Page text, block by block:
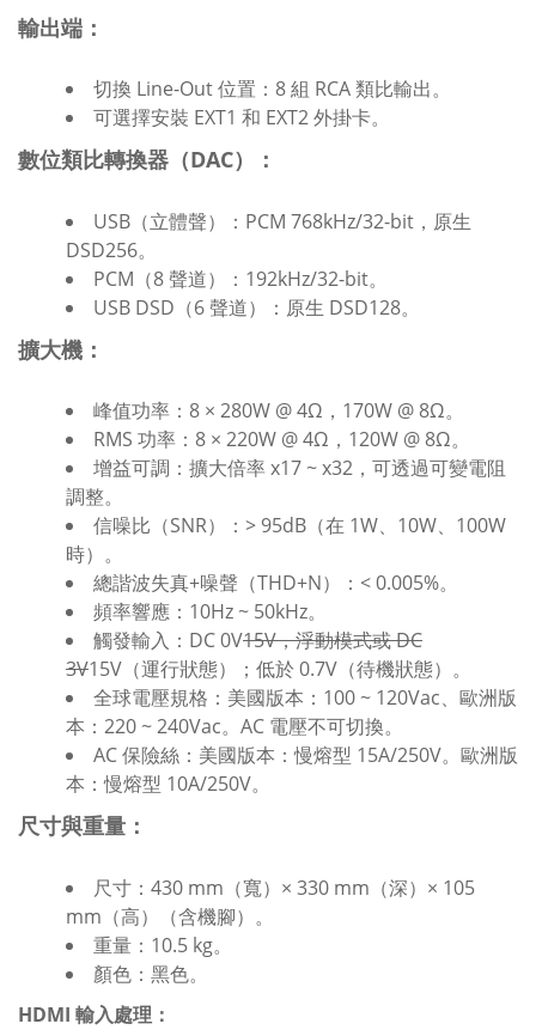
輸出端：
切換 Line-Out 位置：8 組 RCA 類比輸出。
可選擇安裝 EXT1 和 EXT2 外掛卡。
數位類比轉換器（DAC）：
USB（立體聲）：PCM 768kHz/32-bit，原生
DSD256。
PCM（8 聲道）：192kHz/32-bit。
USB DSD（6 聲道）：原生 DSD128。
擴大機：
峰值功率：8 × 280W @ 4Ω，170W @ 8Ω。
RMS 功率：8 × 220W @ 4Ω，120W @ 8Ω。
增益可調：擴大倍率 x17 ~ x32，可透過可變電阻
調整。
信噪比（SNR）：> 95dB（在 1W、10W、100W
時）。
總諧波失真+噪聲（THD+N）：< 0.005%。
頻率響應：10Hz ~ 50kHz。
觸發輸入：DC 0V15V，浮動模式或 DC
3V15V（運行狀態）；低於 0.7V（待機狀態）。
全球電壓規格： 美國版本：100 ~ 120Vac、歐洲版
本：220 ~ 240Vac。AC 電壓不可切換。
AC 保險絲： 美國版本：慢熔型 15A/250V。歐洲版
本：慢熔型 10A/250V。
尺寸與重量：
尺寸 ：430 mm（寬）× 330 mm（深）× 105
mm（高）（含機腳）。
重量 ：10.5 kg。
顏色 ：黑色。
HDMI 輸入處理：